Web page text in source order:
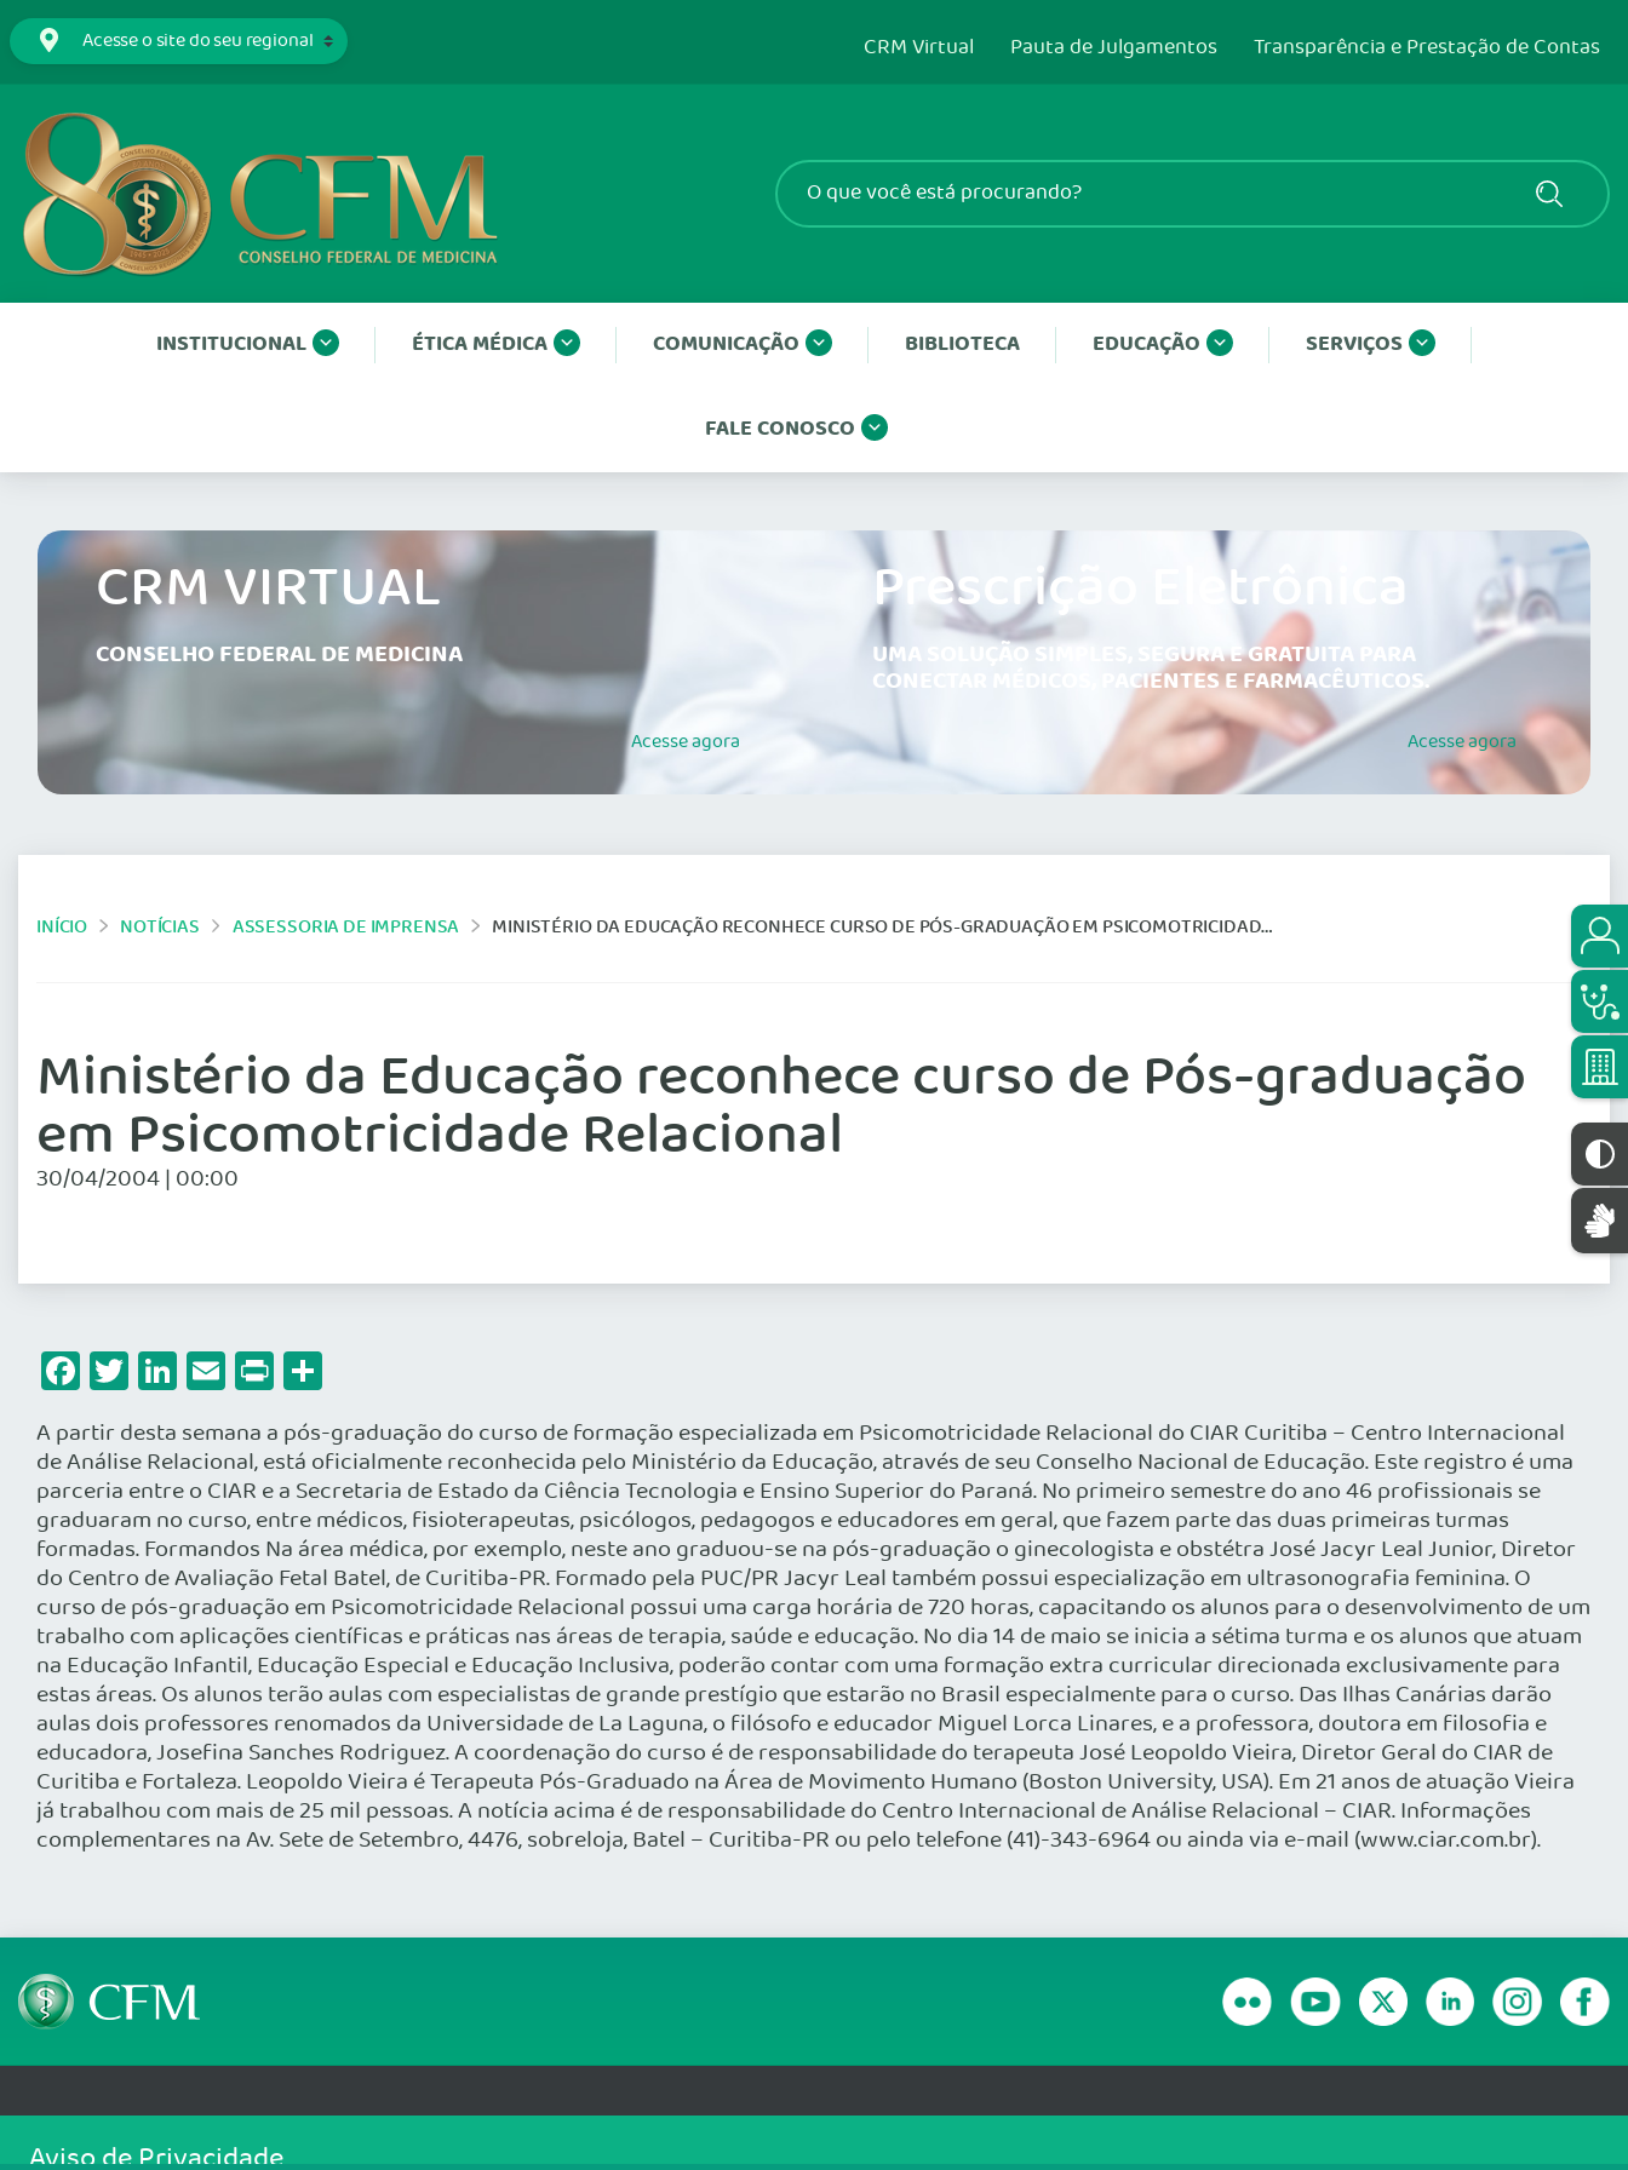
CRM Virtual Pauta de Julgamentos Transparência e Prestação de Contas
INSTITUCIONAL ÉTICA MÉDICA COMUNICAÇÃO BIBLIOTECA EDUCAÇÃO SERVIÇOS
FALE CONOSCO
CRM VIRTUAL
CONSELHO FEDERAL DE MEDICINA
Acesseagora
Prescrição Eletrônica
UMA SOLUÇÃO SIMPLES, SEGURA E GRATUITA PARA
CONECTAR MÉDICOS, PACIENTES E FARMACÊUTICOS.
Acesseagora
INÍCIO NOTÍCIAS ASSESSORIA DE IMPRENSA MINISTÉRIO DA EDUCAÇÃO RECONHECE CURSO DE PÓS-GRADUAÇÃO EM PSICOMOTRICIDADE RELACIONAL
Ministério da Educação reconhece curso de Pós-graduação
em Psicomotricidade Relacional
30/04/2004 | 00:00
Facebook
Twitter
LinkedIn
Email
Print
A partir desta semana a pós-graduação do curso de formação especializada em Psicomotricidade Relacional do CIAR Curitiba – Centro Internacional
de Análise Relacional, está oficialmente reconhecida pelo Ministério da Educação, através de seu Conselho Nacional de Educação. Este registro é uma
parceria entre o CIAR e a Secretaria de Estado da Ciência Tecnologia e Ensino Superior do Paraná. No primeiro semestre do ano 46 profissionais se
graduaram no curso, entre médicos, fisioterapeutas, psicólogos, pedagogos e educadores em geral, que fazem parte das duas primeiras turmas
formadas. Formandos Na área médica, por exemplo, neste ano graduou-se na pós-graduação o ginecologista e obstétra José Jacyr Leal Junior, Diretor
do Centro de Avaliação Fetal Batel, de Curitiba-PR. Formado pela PUC/PR Jacyr Leal também possui especialização em ultrasonografia feminina. O
curso de pós-graduação em Psicomotricidade Relacional possui uma carga horária de 720 horas, capacitando os alunos para o desenvolvimento de um
trabalho com aplicações científicas e práticas nas áreas de terapia, saúde e educação. No dia 14 de maio se inicia a sétima turma e os alunos que atuam
na Educação Infantil, Educação Especial e Educação Inclusiva, poderão contar com uma formação extra curricular direcionada exclusivamente para
estas áreas. Os alunos terão aulas com especialistas de grande prestígio que estarão no Brasil especialmente para o curso. Das Ilhas Canárias darão
aulas dois professores renomados da Universidade de La Laguna, o filósofo e educador Miguel Lorca Linares, e a professora, doutora em filosofia e
educadora, Josefina Sanches Rodriguez. A coordenação do curso é de responsabilidade do terapeuta José Leopoldo Vieira, Diretor Geral do CIAR de
Curitiba e Fortaleza. Leopoldo Vieira é Terapeuta Pós-Graduado na Área de Movimento Humano (Boston University, USA). Em 21 anos de atuação Vieira
já trabalhou com mais de 25 mil pessoas. A notícia acima é de responsabilidade do Centro Internacional de Análise Relacional – CIAR. Informações
complementares na Av. Sete de Setembro, 4476, sobreloja, Batel – Curitiba-PR ou pelo telefone (41)-343-6964 ou ainda via e-mail (www.ciar.com.br).
SGAS 616, Conjunto D, Lote 115, L2 Sul, Brasília/DF - CEP: 70200-760 - CNPJ: 33.583.550/0001-30
Aviso de Privacidade